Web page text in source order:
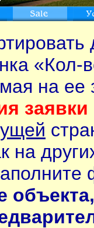
«Кол-
на ее
заявки
на